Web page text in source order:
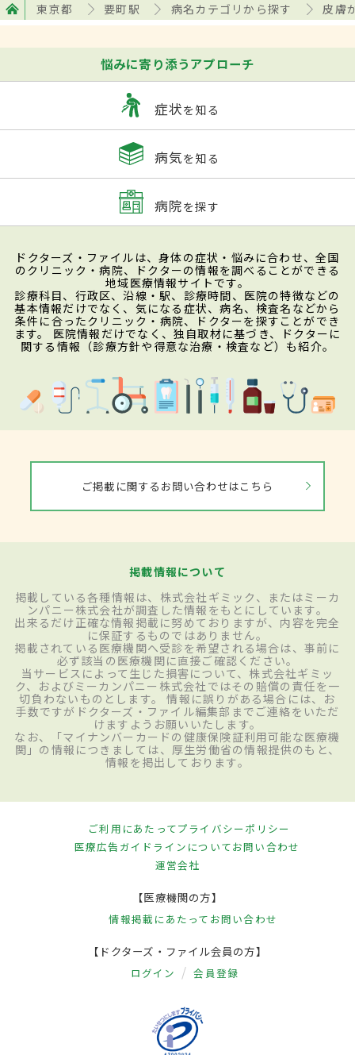
東京都 要町駅 病名カテゴリから探す 皮膚
悩みに寄り添うアプローチ
症状を知る
病気を知る
病院を探す
ドクターズ・ファイルは、身体の症状・悩みに合わせ、全国
のクリニック・病院、ドクターの情報を調べることができる
地域医療情報サイトです。
診療科目、行政区、沿線・駅、診療時間、医院の特徴などの
基本情報だけでなく、気になる症状、病名、検査名などから
条件に合ったクリニック・病院、ドクターを探すことができ
ます。 医院情報だけでなく、独自取材に基づき、ドクターに
関する情報（診療方針や得意な治療・検査など）も紹介。
ご掲載に関するお問い合わせはこちら
掲載情報について
掲載している各種情報は、株式会社ギミック、またはミーカ
ンパニー株式会社が調査した情報をもとにしています。
出来るだけ正確な情報掲載に努めておりますが、内容を完全
に保証するものではありません。
掲載されている医療機関へ受診を希望される場合は、事前に
必ず該当の医療機関に直接ご確認ください。
当サービスによって生じた損害について、株式会社ギミッ
ク、およびミーカンパニー株式会社ではその賠償の責任を一
切負わないものとします。 情報に誤りがある場合には、お
手数ですがドクターズ・ファイル編集部までご連絡をいただ
けますようお願いいたします。
なお、「マイナンバーカードの健康保険証利用可能な医療機
関」の情報につきましては、厚生労働省の情報提供のもと、
情報を掲出しております。
ご利用にあたってプライバシーポリシー
医療広告ガイドラインについてお問い合わせ
運営会社
【医療機関の方】
情報掲載にあたって お問い合わせ
【ドクターズ・ファイル会員の方】
ログイン 会員登録